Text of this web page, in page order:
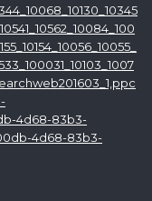
4d68-83b3-
4d68-83b3-